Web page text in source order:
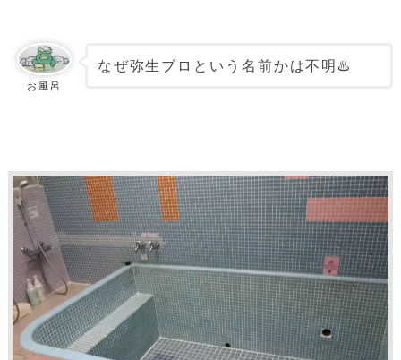
お風呂
なぜ弥生ブロという名前かは不明♨️